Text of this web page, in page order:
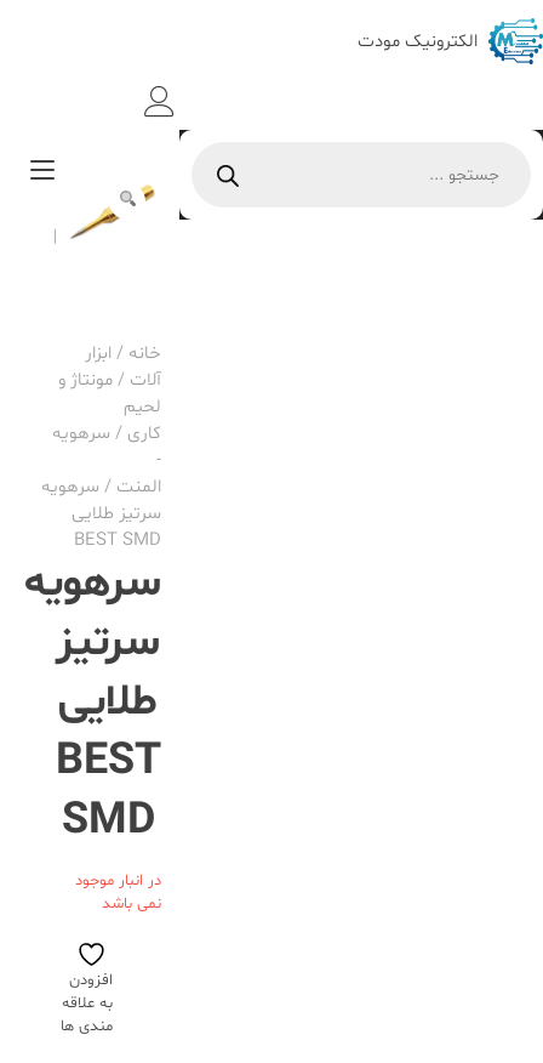
to
content
الکترونیک مودت
خانه / ابزار
آلات /مونتاژ و
لحیم
کاری / سرهویه
-
المنت / سرهویه
سرتیز طلایی
BEST SMD
سرهویه
سرتیز
طلایی
BEST
SMD
در انبار موجود
نمی باشد
افزودن
به علاقه
مندی ها